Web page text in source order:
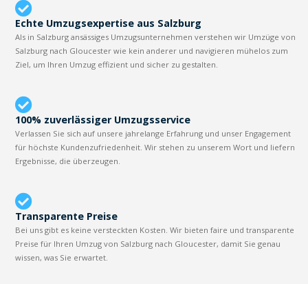
Echte Umzugsexpertise aus Salzburg
Als in Salzburg ansässiges Umzugsunternehmen verstehen wir Umzüge von
Salzburg nach Gloucester wie kein anderer und navigieren mühelos zum
Ziel, um Ihren Umzug effizient und sicher zu gestalten.
100% zuverlässiger Umzugsservice
Verlassen Sie sich auf unsere jahrelange Erfahrung und unser Engagement
für höchste Kundenzufriedenheit. Wir stehen zu unserem Wort und liefern
Ergebnisse, die überzeugen.
Transparente Preise
Bei uns gibt es keine versteckten Kosten. Wir bieten faire und transparente
Preise für Ihren Umzug von Salzburg nach Gloucester, damit Sie genau
wissen, was Sie erwartet.